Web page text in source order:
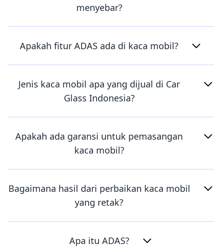
menyebar?
Apakah fitur ADAS ada di kaca mobil?
Jenis kaca mobil apa yang dijual di Car
Glass Indonesia?
Apakah ada garansi untuk pemasangan
kaca mobil?
Bagaimana hasil dari perbaikan kaca mobil
yang retak?
Apa itu ADAS?